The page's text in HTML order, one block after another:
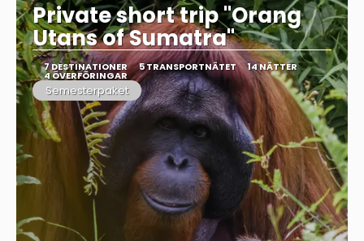
Private short trip "Orang
Utans of Sumatra"
7 DESTINATIONER 5 TRANSPORTNÄTET 14 NÄTTER
4 ÖVERFÖRINGAR
Semesterpaket